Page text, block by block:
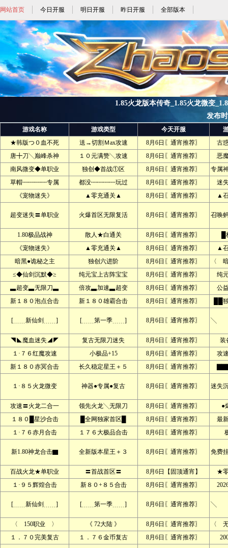
网站首页 今日开服 明日开服 昨日开服 全部版本
1.85火龙版本传奇_1.85火龙微变
发布
游戏名称 游戏类型 今天开服
★韩版つ０血不死
送→切割Ｍax攻速 8月6日〖通宵推荐〗
古
唐╋刀╲巅峰杀神
１０元满赞╲攻速 8月6日〖通宵推荐〗
恶
南风微变◆单职业
独创◆首战①区 8月6日〖通宵推荐〗
专属
草帽┉┉┉┉专属
都没┉┉┉┉玩过 8月6日〖通宵推荐〗
迷
《宠物迷失》
▲零充通关▲ 8月6日〖通宵推荐〗 ▲
超变迷失〓单职业 火爆首区无限复活 8月6日〖通宵推荐〗 召唤
1.80极品战神 散人★白通关 8月6日〖通宵推荐〗
《宠物迷失》
▲零充通关▲ 8月6日〖通宵推荐〗
▲
暗黑●诡秘之主
独创六进阶 8月6日〖通宵推荐〗
〈
≤◆仙剑沉默◆≥
纯元宝上古阵宝宝 8月6日〖通宵推荐〗
纯
▃超变▃无限刀▃
倍攻▃加速▃超变 8月6日〖通宵推荐〗
公
新１８０泡点合击
新１８０雄霸合击 8月6日〖通宵推荐〗 ██
[﹍﹍新仙剑﹍﹍] [﹍﹍第一季﹍﹍] 8月6日〖通宵推荐〗 ╲
◥◣魔血迷失◢◤ 复古无限刀迷失 8月6日〖通宵推荐〗
装
１·７６红魔攻速
小极品+15 8月6日〖通宵推荐〗
攻
新１８０赤冥合击
长久稳定星王＋５ 8月6日〖通宵推荐〗
１·８５火龙微变 神器●专属●复古 8月6日〖通宵推荐〗 迷失
攻速〓火龙二合一 领先火龙╲无限刀 8月6日〖通宵推荐〗
●
１８０█星沙合击
█全网独家首区█ 8月6日〖通宵推荐〗
最
１·７６赤月合击
１７６大极品合击 8月6日〖通宵推荐〗
新1.80神龙合击▇ 全新版本星王＋３ 8月6日〖通宵推荐〗 免费
百战火龙★单职业 〓首战首区〓 8月6日【固顶通宵】
★
１·９５辉煌合击
新８０+８５合击 8月6日〖通宵推荐〗
[﹍﹍新仙剑﹍﹍] [﹍﹍第一季﹍﹍] 8月6日〖通宵推荐〗 ╲
〈 150职业 〉 《 72大陆 》 8月6日〖通宵推荐〗
〈
１．７０完美复古
１．７６金币复古 8月6日〖通宵推荐〗